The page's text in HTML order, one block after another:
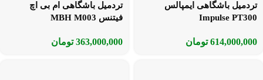
تردمیل باشگاهی ایمپالس
Impulse PT300
614,000,000 تومان
تردمیل باشگاهی ام بی اچ
فیتنس MBH M003
363,000,000 تومان